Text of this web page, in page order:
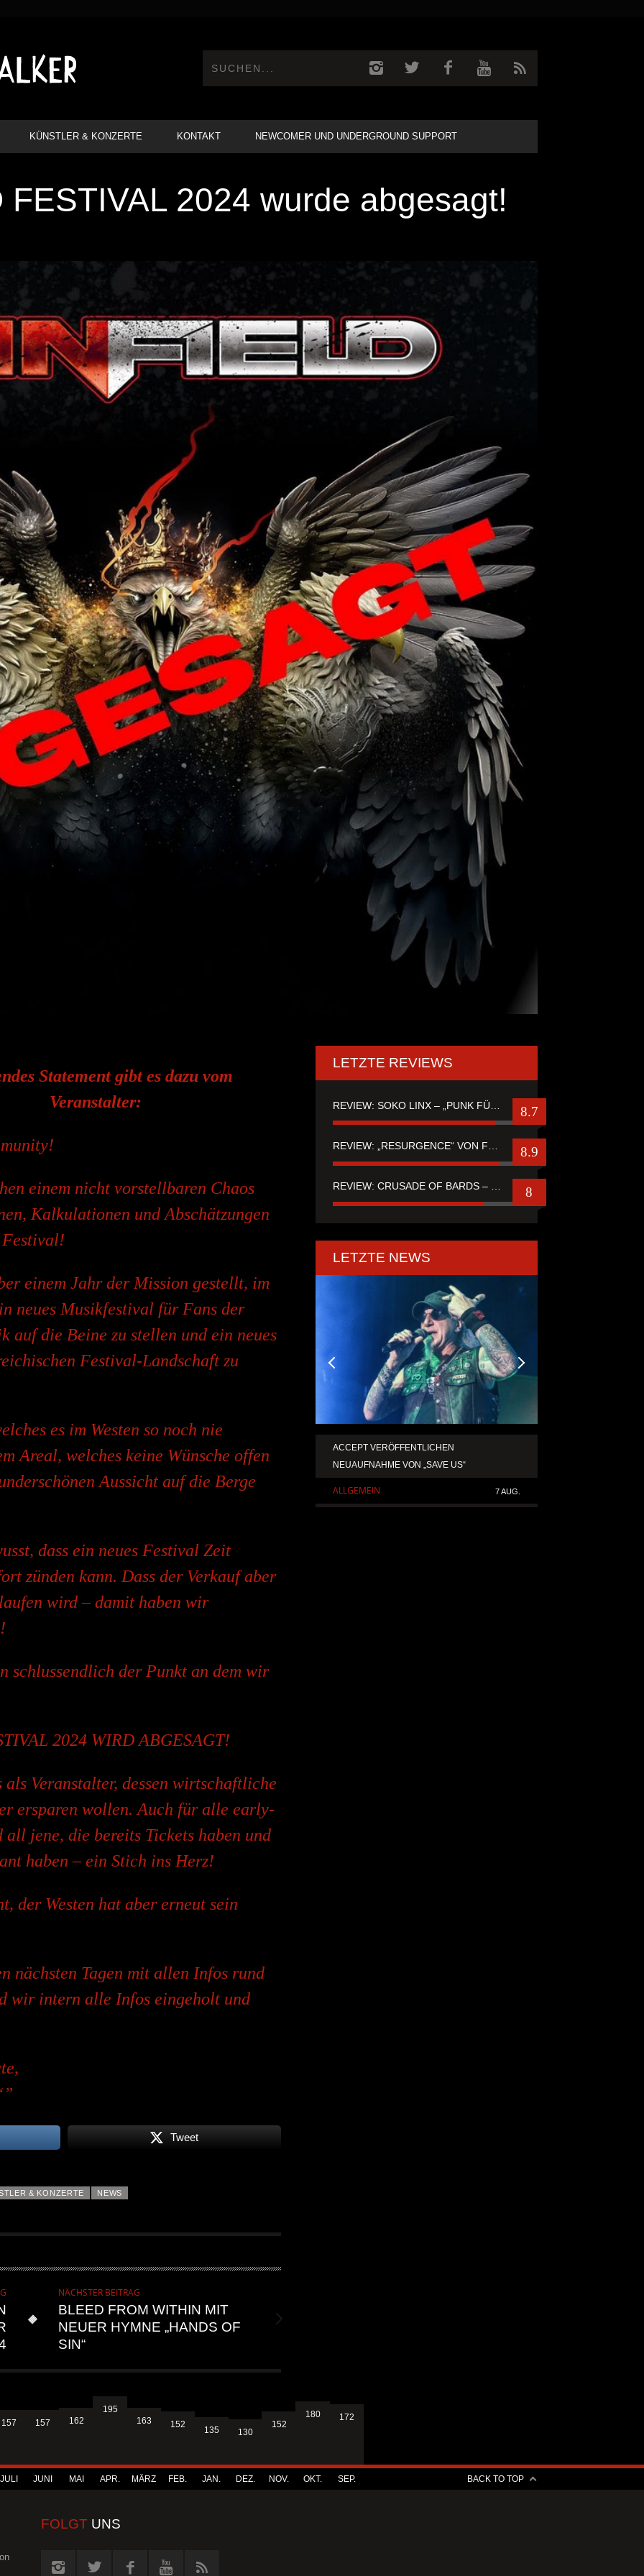
KÜNSTLER & KONZERTE KONTAKT NEWCOMER UND UNDERGROUND SUPPORT
FESTIVAL 2024 wurde abgesagt!
Statement gibt es dazu vom
Veranstalter:
einem nicht vorstellbaren Chaos
Kalkulationen und Abschätzungen
einem Jahr der Mission gestellt, im
neues Musikfestival für Fans der
auf die Beine zu stellen und ein neues
Festival-Landschaft zu
es im Westen so noch nie
Areal, welches keine Wünsche offen
Aussicht auf die Berge
dass ein neues Festival Zeit
zünden kann. Dass der Verkauf aber
wird – damit haben wir
schlussendlich der Punkt an dem wir
2024 WIRD ABGESAGT!
als Veranstalter, dessen wirtschaftliche
ersparen wollen. Auch für alle early-
jene, die bereits Tickets haben und
haben – ein Stich ins Herz!
der Westen hat aber erneut sein
nächsten Tagen mit allen Infos rund
wir intern alle Infos eingeholt und
Tweet
& KONZERTE
NEWS
NÄCHSTER BEITRAG
BLEED FROM WITHIN MIT
NEUER HYMNE „HANDS OF
SIN“
LETZTE REVIEWS
8.7
REVIEW: „RESURGENCE“ VON FUTURE PALACE 8.9
REVIEW: CRUSADE OF BARDS – “TALES OF DISTANT WORLDS“ 8
LETZTE NEWS
ACCEPT VERÖFFENTLICHEN
NEUAUFNAHME VON „SAVE US“
ALLGEMEIN 7 AUG.
HAWERPUNK VOL. 6: AM FEIERTAG AUF DEM
SOFA? NEIN! AB IN DIE SPUTNIKHALLE!
ALLGEMEIN
„WELCOME
HAMMER“
157
JULI
157
JUNI
162
MAI
195
APR.
163
MÄRZ
152
FEB.
135
JAN.
130
DEZ.
152
NOV.
180
OKT.
172
SEP. BACK TO TOP
FOLGT UNS